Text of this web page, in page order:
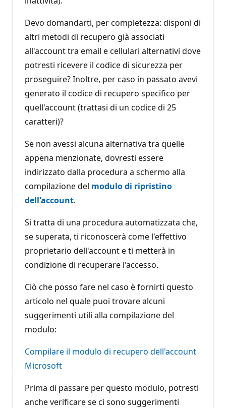
Devo domandarti, per completezza: disponi di
altri metodi di recupero già associati
all'account tra email e cellulari alternativi dove
potresti ricevere il codice di sicurezza per
proseguire? Inoltre, per caso in passato avevi
generato il codice di recupero specifico per
quell'account (trattasi di un codice di 25
caratteri)?
Se non avessi alcuna alternativa tra quelle
appena menzionate, dovresti essere
indirizzato dalla procedura a schermo alla
compilazione del modulo di ripristino
dell'account.
Si tratta di una procedura automatizzata che,
se superata, ti riconoscerà come l'effettivo
proprietario dell'account e ti metterà in
condizione di recuperare l'accesso.
Ciò che posso fare nel caso è fornirti questo
articolo nel quale puoi trovare alcuni
suggerimenti utili alla compilazione del
modulo:
Compilare il modulo di recupero dell'account
Microsoft
Prima di passare per questo modulo, potresti
anche verificare se ci sono suggerimenti